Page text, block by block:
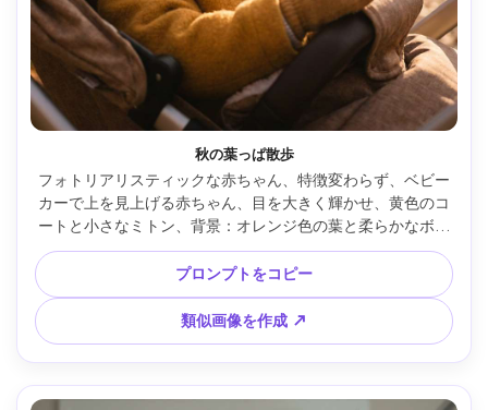
秋の葉っぱ散歩
フォトリアリスティックな赤ちゃん、特徴変わらず、ベビー
カーで上を見上げる赤ちゃん、目を大きく輝かせ、黄色のコ
ートと小さなミトン、背景：オレンジ色の葉と柔らかなボケ
のある公園道、午後のゴールデンアワー、Nikon D850、
85mm f/1.4、ポートレート構図、優しいレンズフレア、温か
いシネマティックグレーディング、リアルなコート生地と自
然な影、家族でのお出かけ感 --ar 4:5
プロンプトをコピー
類似画像を作成 ↗